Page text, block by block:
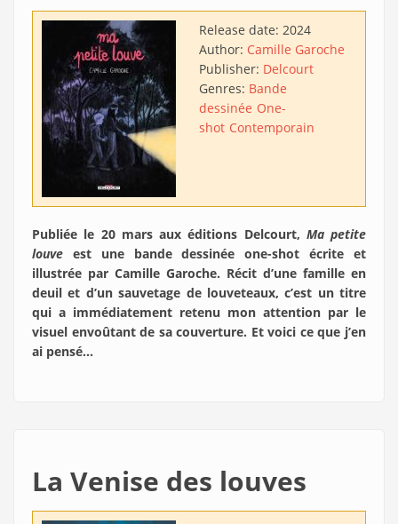
Release date: 2024
Author: Camille Garoche
Publisher: Delcourt
Genres: Bande
dessinée One-
shot Contemporain
Publiée le 20 mars aux éditions Delcourt, Ma petite
louve est une bande dessinée one-shot écrite et
illustrée par Camille Garoche. Récit d’une famille en
deuil et d’un sauvetage de louveteaux, c’est un titre
qui a immédiatement retenu mon attention par le
visuel envoûtant de sa couverture. Et voici ce que j’en
ai pensé…
La Venise des louves